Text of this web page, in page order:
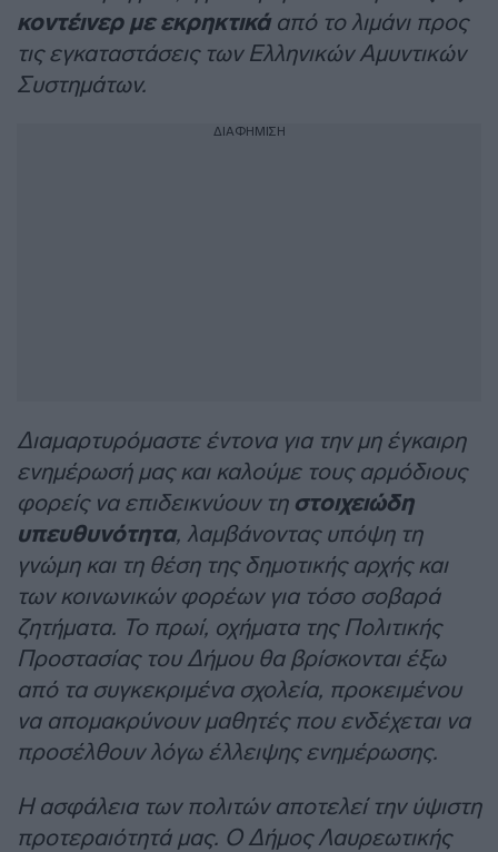
κοντέινερ με εκρηκτικά από το λιμάνι προς
τις εγκαταστάσεις των Ελληνικών Αμυντικών
Συστημάτων.
ΔΙΑΦΗΜΙΣΗ
Διαμαρτυρόμαστε έντονα για την μη έγκαιρη
ενημέρωσή μας και καλούμε τους αρμόδιους
φορείς να επιδεικνύουν τη στοιχειώδη
υπευθυνότητα, λαμβάνοντας υπόψη τη
γνώμη και τη θέση της δημοτικής αρχής και
των κοινωνικών φορέων για τόσο σοβαρά
ζητήματα. Το πρωί, οχήματα της Πολιτικής
Προστασίας του Δήμου θα βρίσκονται έξω
από τα συγκεκριμένα σχολεία, προκειμένου
να απομακρύνουν μαθητές που ενδέχεται να
προσέλθουν λόγω έλλειψης ενημέρωσης.
Η ασφάλεια των πολιτών αποτελεί την ύψιστη
προτεραιότητά μας. Ο Δήμος Λαυρεωτικής